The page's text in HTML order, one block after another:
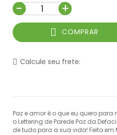
- +
COMPRAR
Calcule seu frete:
Paz e amor é o que eu quero
o Lettering de Parede Paz da
de tudo para a sua vida! Feito em